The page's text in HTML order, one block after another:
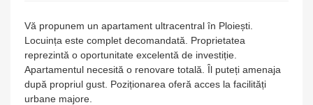
Vă propunem un apartament ultracentral în Ploiești.
Locuința este complet decomandată. Proprietatea
reprezintă o oportunitate excelentă de investiție.
Apartamentul necesită o renovare totală. Îl puteți amenaja
după propriul gust. Poziționarea oferă acces la facilități
urbane majore.